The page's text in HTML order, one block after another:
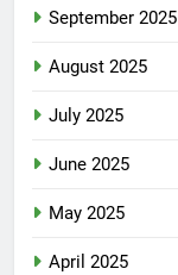
September 2025
August 2025
July 2025
June 2025
May 2025
April 2025